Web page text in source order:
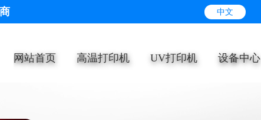
中文
网站首页 高温打印机 UV打印机 设备中心